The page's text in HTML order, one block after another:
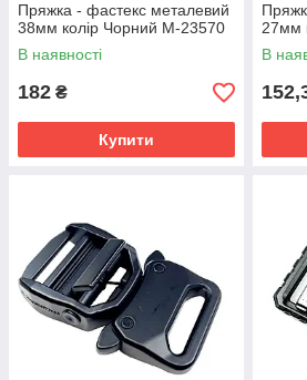
Пряжка - фастекс металевий
38мм колір Чорний М-23570
В наявності
182 ₴
Купити
27мм
В